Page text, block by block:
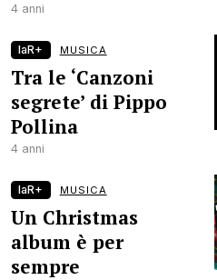
4 anni
laR+ MUSICA
Tra le ‘Canzoni
segrete’ di Pippo
Pollina
4 anni
laR+ MUSICA
Un Christmas
album è per
sempre